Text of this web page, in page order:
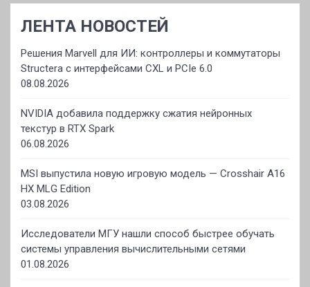
ЛЕНТА НОВОСТЕЙ
Решения Marvell для ИИ: контроллеры и коммутаторы
Structera с интерфейсами CXL и PCIe 6.0
08.08.2026
NVIDIA добавила поддержку сжатия нейронных
текстур в RTX Spark
06.08.2026
MSI выпустила новую игровую модель — Crosshair A16
HX MLG Edition
03.08.2026
Исследователи МГУ нашли способ быстрее обучать
системы управления вычислительными сетями
01.08.2026